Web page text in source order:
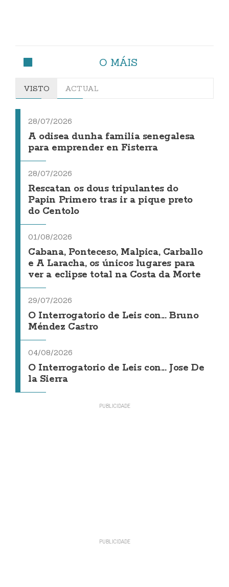
O MÁIS
VISTO ACTUAL
28/07/2026
A odisea dunha familia senegalesa
para emprender en Fisterra
28/07/2026
Rescatan os dous tripulantes do
Papin Primero tras ir a pique preto
do Centolo
01/08/2026
Cabana, Ponteceso, Malpica, Carballo
e A Laracha, os únicos lugares para
ver a eclipse total na Costa da Morte
29/07/2026
O Interrogatorio de Leis con... Bruno
Méndez Castro
04/08/2026
O Interrogatorio de Leis con... Jose De
la Sierra